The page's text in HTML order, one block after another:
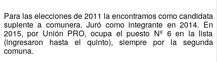
Para las elecciones de 2011 la encontramos como candidata
suplente a comunera. Juró como integrante en 2014. En
2015, por Unión PRO, ocupa el puesto Nº 6 en la lista
(ingresaron hasta el quinto), siempre por la segunda
comuna.